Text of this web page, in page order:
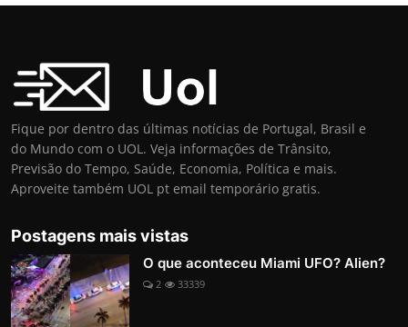
Fique por dentro das últimas notícias de Portugal, Brasil e
do Mundo com o UOL. Veja informações de Trânsito,
Previsão do Tempo, Saúde, Economia, Política e mais.
Aproveite também UOL pt email temporário gratis.
Postagens mais vistas
O que aconteceu Miami UFO? Alien?
2 33339